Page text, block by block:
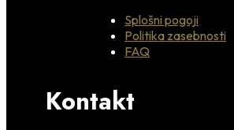
Splošni pogoji
Politika zasebnosti
FAQ
Kontakt